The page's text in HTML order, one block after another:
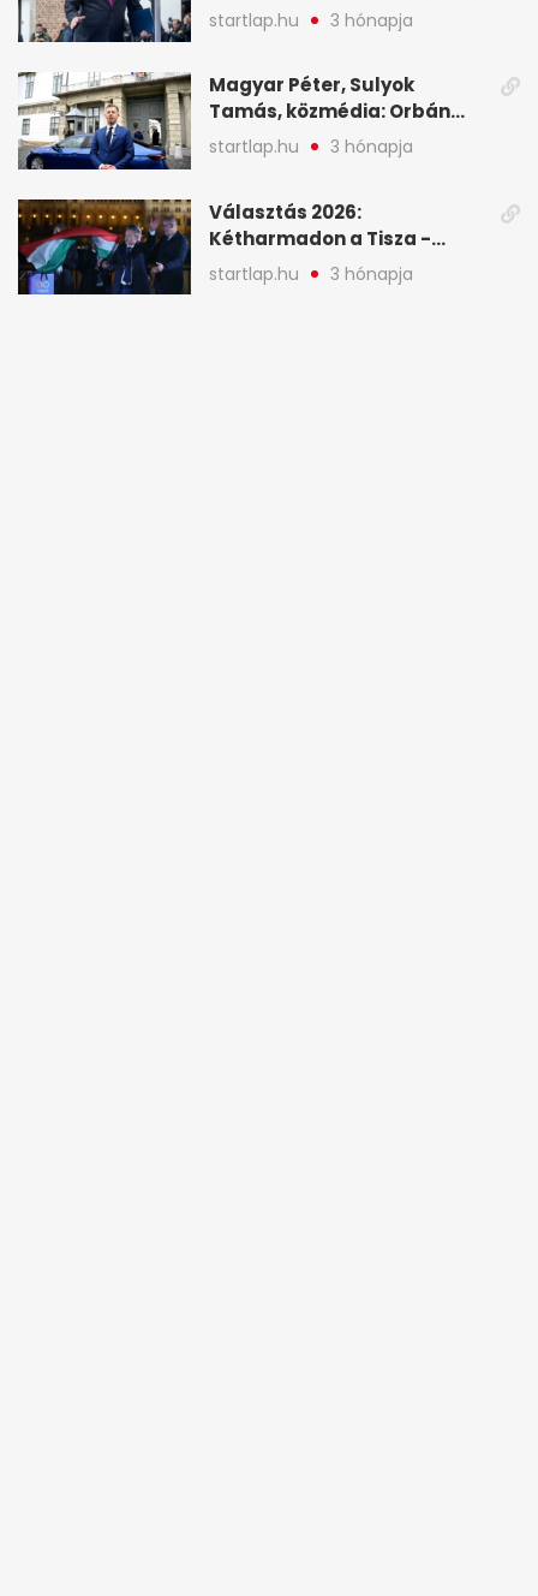
startlap.hu 3 hónapja
Magyar Péter, Sulyok
Tamás, közmédia: Orbán
Viktor április 13. óta hallgat,
közben pörögnek az
startlap.hu 3 hónapja
Választás 2026:
Kétharmadon a Tisza -
mutatjuk, hogyan alakulnak
a mandátumok
startlap.hu 3 hónapja